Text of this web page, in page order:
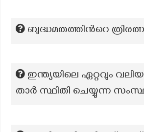
ബുദ്ധമതത്തിന്‍റെ
ഇന്ത്യയിലെ ഏറ്റവും
താർ സ്ഥിതി ചെയ്യുന്ന